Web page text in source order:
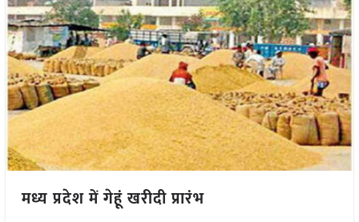
मध्य प्रदेश में गेहूं खरीदी प्रारंभ